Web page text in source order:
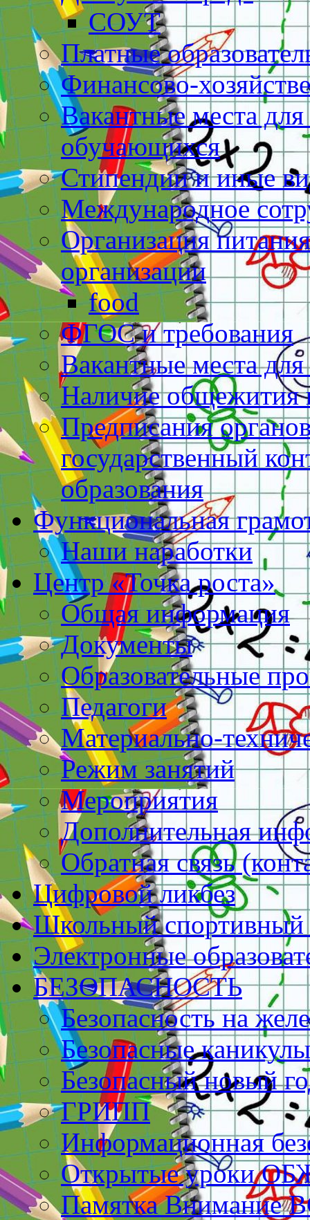
СОУТ
Платные
Финансово-
Вакантные места
обучающихся
Стипендии и иные
Международное
Организация
организации
food
ФГОС и требования
Вакантные места
Наличие общежития
Предписания
государственный
образования
Функциональная
Наши наработки
Центр «Точка роста»
Общая информация
Документы
Образовательные
Педагоги
Материально-
Режим занятий
Мероприятия
Дополнительная
Обратная связь
Цифровой ликбез
Школьный спортивный
Электронные
БЕЗОПАСНОСТЬ
Безопасность на
Безопасные
Безопасный новый
ГРИПП
Информационная
Открытые уроки
Памятка Внимание